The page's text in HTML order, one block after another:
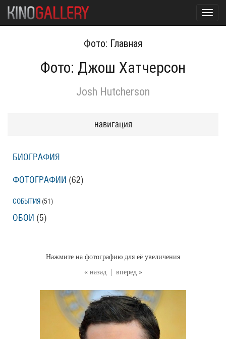
Фото: Главная
Фото: Джош Хатчерсон
Josh Hutcherson
« назад вперед »
Нажмите на фотографию для её увеличения
навигация
БИОГРАФИЯ
ФОТОГРАФИИ (62)
СОБЫТИЯ (51 )
ОБОИ (5)